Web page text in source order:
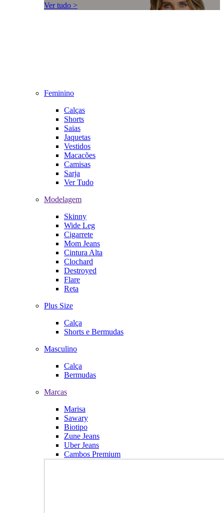
Ver tudo >
Feminino
Calças
Shorts
Saias
Jaquetas
Vestidos
Macacões
Camisas
Sarja
Ver Tudo
Modelagem
Skinny
Wide Leg
Cigarrete
Mom Jeans
Cintura Alta
Clochard
Destroyed
Flare
Reta
Plus Size
Calça
Shorts e Bermudas
Masculino
Calça
Bermudas
Marcas
Marisa
Sawary
Biotipo
Zune Jeans
Uber Jeans
Cambos Premium